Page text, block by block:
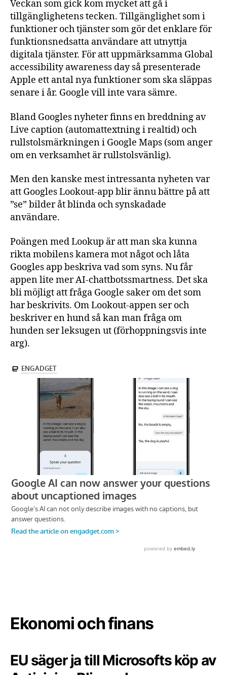
Veckan som gick kom mycket att gå i
tillgänglighetens tecken. Tillgänglighet som i
funktioner och tjänster som gör det enklare för
funktionsnedsatta användare att utnyttja
digitala tjänster. För att uppmärksamma Global
accessibility awareness day så presenterade
Apple ett antal nya funktioner som ska släppas
senare i år. Google vill inte vara sämre.
Bland Googles nyheter finns en breddning av
Live caption (automattextning i realtid) och
rullstolsmärkningen i Google Maps (som anger
om en verksamhet är rullstolsvänlig).
Men den kanske mest intressanta nyheten var
att Googles Lookout-app blir ännu bättre på att
”se” bilder åt blinda och synskadade
användare.
Poängen med Lookup är att man ska kunna
rikta mobilens kamera mot något och låta
Googles app beskriva vad som syns. Nu får
appen lite mer AI-chattbotssmartness. Det ska
bli möjligt att fråga Google saker om det som
har beskrivits. Om Lookout-appen ser och
beskriver en hund så kan man fråga om
hunden ser leksugen ut (förhoppningsvis inte
arg).
Ekonomi och finans
EU säger ja till Microsofts köp av